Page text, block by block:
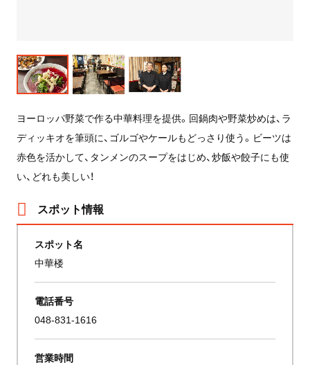
ヨーロッパ野菜で作る中華料理を提供。回鍋肉や野菜炒めは、ラ
ディッキオを筆頭に、ゴルゴやケールもどっさり使う。ビーツは
赤色を活かして、タンメンのスープをはじめ、炒飯や餃子にも使
い、どれも美しい！
スポット情報
スポット名
中華楼
電話番号
048-831-1616
営業時間